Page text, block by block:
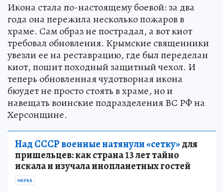
Икона стала по-настоящему боевой: за два
года она пережила несколько пожаров в
храме. Сам образ не пострадал, а вот киот
требовал обновления. Крымские священники
увезли ее на реставрацию, где был переделан
киот, пошит походный защитный чехол. И
теперь обновленная чудотворная икона
бюудет не просто стоять в храме, но и
навещать воинские подразделения ВС РФ на
Херсонщине.
Над СССР военные натянули «сетку»для
пришельцев: как страна 13 лет тайно
искала и изучала инопланетных гостей
НАУКА